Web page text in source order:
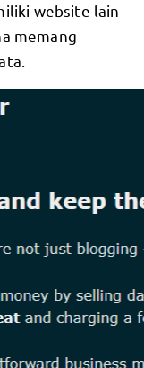
website lain
memang